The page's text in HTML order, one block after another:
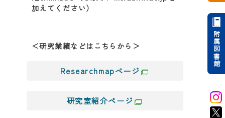
加えてください）
＜研究業績などはこちらから＞
Researchmapページ
研究室紹介ページ
附属図書館